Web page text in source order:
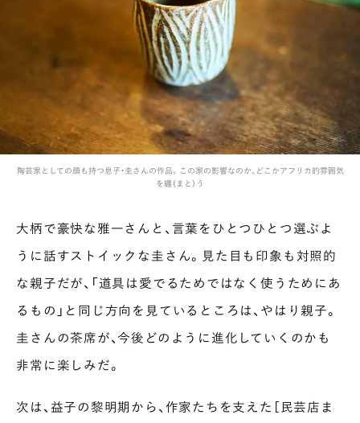
陶芸家としての顔も持つ息子・圭さんの作品。この家の影響なのか、どこかアフリカ的雰囲気
を纏（まと）う
大柄で豪快な雅一さんと、言葉をひとつひとつ選ぶよ
うに話すストイックな圭さん。見た目も印象も対照的
な親子だが、「道具は愛でるためではなく使うためにあ
るもの」と同じ方向を見ているところは、やはり親子。
圭さんの茶席が、今後どのように進化していくのかも
非常に楽しみだ。
次は、益子の黎明期から、作家たちを支えた［民芸店ま